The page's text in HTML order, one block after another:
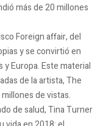
más de 20 millones
Foreign affair, del
y se convirtió en
Europa. Este material
de la artista, The
de vistas.
de salud, Tina Turner